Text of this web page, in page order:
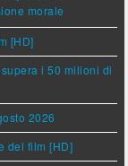
morale
[HD]
i 50 milioni di
2026
del film [HD]